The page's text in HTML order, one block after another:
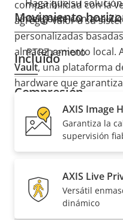
compatibilidad con la
agregar valor a su
personalizadas
almacenamiento local.
Vault, una plataforma
hardware que
Movimiento
Descripción
de
propiedad
PTRZ remoto
Compresión
Descripción
Zipstream
H.265
Haga que su
inteligente con
Incluido
AXIS Image
Garantiza la
supervisión
AXIS Live
Versátil
dinámico